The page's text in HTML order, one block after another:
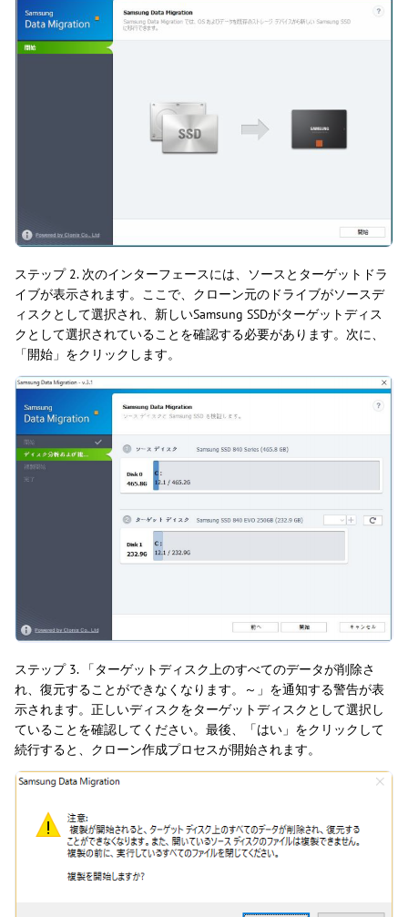
ステップ 2. 次のインターフェースには、ソースとターゲットドラ
イブが表示されます。ここで、クローン元のドライブがソースデ
ィスクとして選択され、新しいSamsung SSDがターゲットディス
クとして選択されていることを確認する必要があります。次に、
「開始」をクリックします。
ステップ 3. 「ターゲットディスク上のすべてのデータが削除さ
れ、復元することができなくなります。～」を通知する警告が表
示されます。正しいディスクをターゲットディスクとして選択し
ていることを確認してください。最後、「はい」をクリックして
続行すると、クローン作成プロセスが開始されます。